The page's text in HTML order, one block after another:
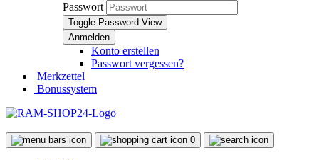
Passwort
Toggle Password View
Konto erstellen
Passwort vergessen?
Merkzettel
Bonussystem
0